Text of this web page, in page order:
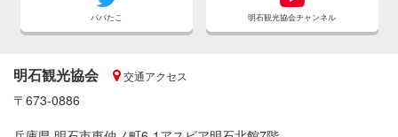
パパたこ 明石観光協会チャンネル
明石観光協会 交通アクセス
〒673-0886